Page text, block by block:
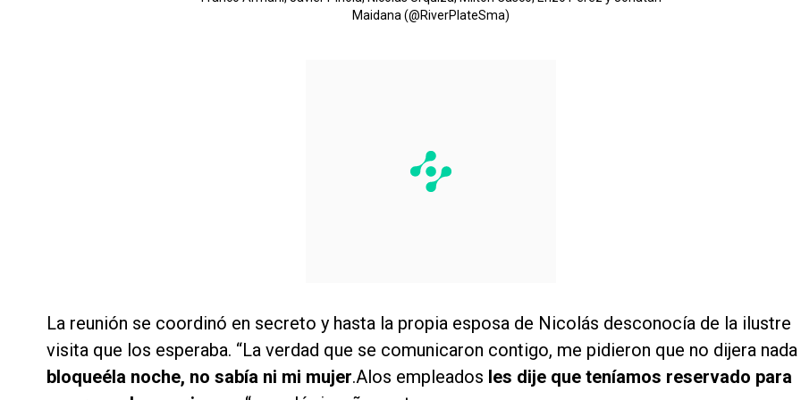
Maidana (@RiverPlateSma)
La reunión se coordinó en secreto y hasta la propia esposa de Nicolás desconocía de la ilustre
visita que los esperaba. “La verdad que se comunicaron contigo, me pidieron que no dijera nada
bloqueéla noche, no sabía ni mi mujer.Alos empleados les dije que teníamos reservado para